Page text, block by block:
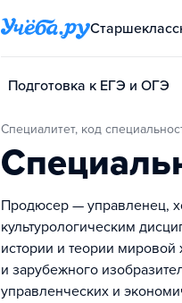
Подготовка к ЕГЭ и ОГЭ
Специалитет, код
Продюсер — управленец,
культурологическим
истории и теории мировой
и зарубежного
управленческих и